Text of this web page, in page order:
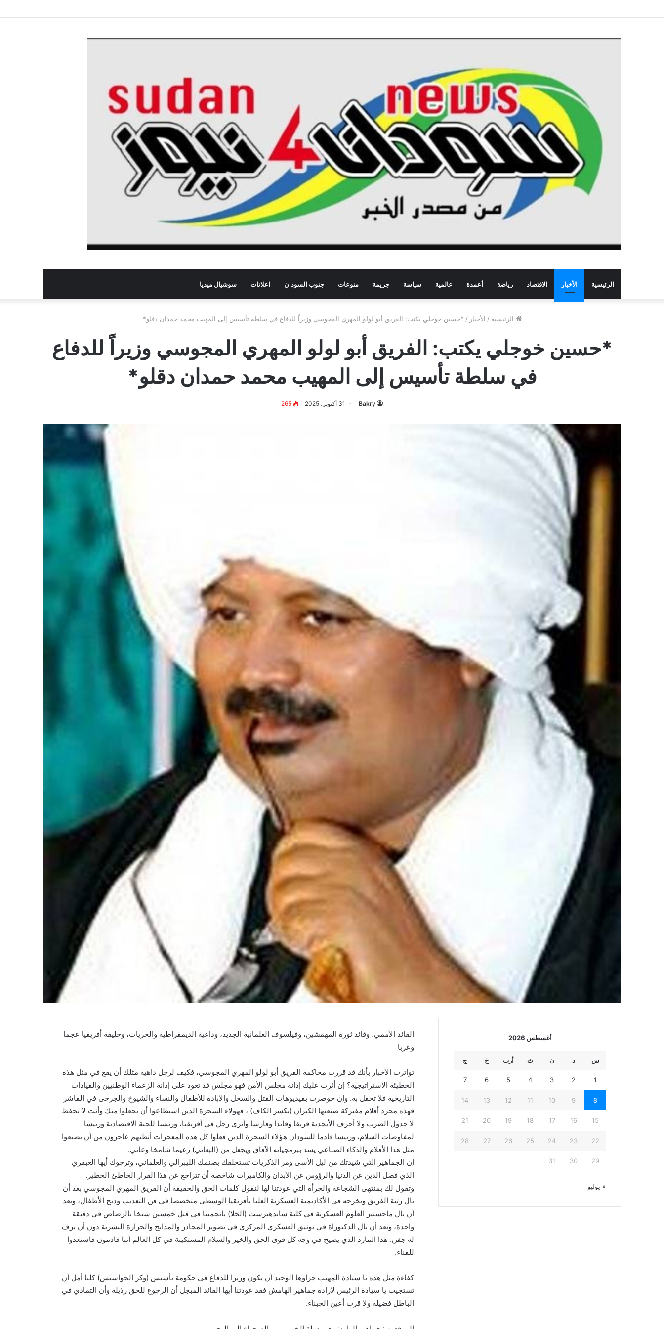
الرئيسية الأخبار الاقتصاد رياضة أعمدة عالمية سياسة جريمة منوعات جنوب السودان اعلانات سوشيال ميديا
الرئيسية / الأخبار / *حسين خوجلي يكتب: الفريق أبو لولو المهري المجوسي وزيراً للدفاع في سلطة تأسيس إلى المهيب محمد حمدان دقلو*
*حسين خوجلي يكتب: الفريق أبو لولو المهري المجوسي وزيراً للدفاع
في سلطة تأسيس إلى المهيب محمد حمدان دقلو*
Bakry 31 أكتوبر، 2025 265
القائد الأممي، وقائد ثورة المهمشين، وفيلسوف العلمانية الجديد، وداعية الديمقراطية والحريات، وخليفة أفريقيا عجما
وعربا
تواترت الأخبار بأنك قد قررت محاكمة الفريق أبو لولو المهري المجوسي، فكيف لرجل داهية مثلك أن يقع في مثل هذه
الخطيئة الاستراتيجية؟ إن أثرت عليك إدانة مجلس الأمن فهو مجلس قد تعود على إدانة الزعماء الوطنيين والقيادات
التاريخية فلا تحفل به. وإن حوصرت بفيديوهات القتل والسحل والإبادة للأطفال والنساء والشيوخ والجرحى في الفاشر
فهذه مجرد أفلام مفبركة صنعتها الكيزان (بكسر الكاف) ، فهؤلاء السحرة الذين استطاعوا أن يجعلوا منك وأنت لا تحفظ
لا جدول الضرب ولا أحرف الأبجدية فريقا وقائدا وفارسا وأثرى رجل في أفريقيا، ورئيسا للجنة الاقتصادية ورئيسا
لمفاوضات السلام، ورئيسا قادما للسودان هؤلاء السحرة الذين فعلوا كل هذه المعجزات أتظنهم عاجزون من أن يصنعوا
مثل هذا الأفلام والذكاء الصناعي يسد ببرمجياته الآفاق ويجعل من (البعاتي) زعيما شامخا وعاتي.
إن الجماهير التي شيدتك من ليل الأسى ومر الذكريات تستحلفك بصنمك الليبرالي والعلماني، وترجوك أيها العبقري
الذي فصل الدين عن الدنيا والرؤوس عن الأبدان والكاميرات شاخصة أن تتراجع عن هذا القرار الخاطئ الخطير.
وتقول لك بمنتهى الشجاعة والجرأة التي عودتنا لها لنقول كلمات الحق والحقيقة أن الفريق المهري المجوسي بعد أن
نال رتبة الفريق وتخرجه في الأكاديمية العسكربة العليا بأفريقيا الوسطى متخصصا في فن التعذيب وذبح الأطفال، وبعد
أن نال ماجستير العلوم العسكرية في كلية ساندهيرست (الخلا) بانجمينا في قتل خمسين شيخا بالرصاص في دقيقة
واحدة، وبعد أن نال الدكتوراة في توثيق العسكري المركزي في تصوير المجاذر والمذابح والجزارة البشرية دون أن يرف
له جفن. هذا المارد الذي يصيح في وجه كل قوى الحق والخير والسلام المستكينة في كل العالم أننا قادمون فاستعدوا
للفناء.
كفاءة مثل هذه يا سيادة المهيب جزاؤها الوحيد أن يكون وزيرا للدفاع في حكومة تأسيس (وكر الجواسيس) كلنا أمل أن
تستجيب يا سيادة الرئيس لإرادة جماهير الهامش فقد عودتنا أيها القائد المبجل أن الرجوع للحق رذيلة وأن التمادي في
الباطل فضيلة ولا قرت أعين الجبناء.
أغسطس 2026
س د ن ث أرب خ ج
1
2
3
4
5
6
7
8
9
10
11
12
13
14
15
16
17
18
19
20
21
22
23
24
25
26
27
28
29
30
31
« يوليو